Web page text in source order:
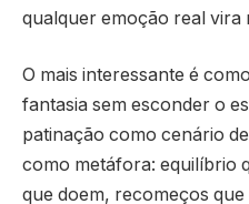
qualquer emoção real vira
O mais interessante é
fantasia sem esconder o
patinação como cenário
como metáfora: equilíbrio
que doem, recomeços